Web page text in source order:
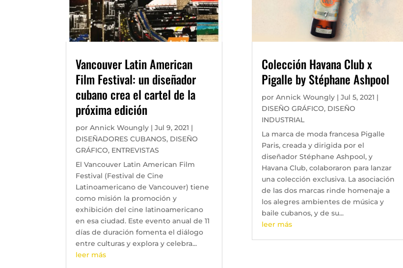
Vancouver Latin American
Film Festival: un diseñador
cubano crea el cartel de la
próxima edición
porAnnick Woungly |Jul 9, 2021 |
DISEÑADORES CUBANOS, DISEÑO
GRÁFICO, ENTREVISTAS
El Vancouver Latin American Film
Festival (Festival de Cine
Latinoamericano de Vancouver) tiene
como misión la promoción y
exhibición del cine latinoamericano
en esa ciudad. Este evento anual de 11
días de duración fomenta el diálogo
entre culturas y explora y celebra...
leer más
Colección Havana Club x
Pigalle by Stéphane Ashpool
por Annick Woungly| Jul 5, 2021 |
DISEÑO GRÁFICO, DISEÑO
INDUSTRIAL
La marca de moda francesa Pigalle
Paris, creada y dirigida por el
diseñador Stéphane Ashpool, y
Havana Club, colaboraron para lanzar
una colección exclusiva. La asociación
de las dos marcas rinde homenaje a
los alegres ambientes de música y
baile cubanos, y de su...
leer más